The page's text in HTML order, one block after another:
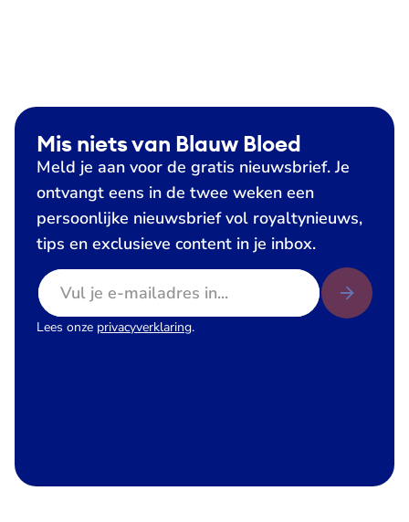
Mis niets van Blauw Bloed
Meld je aan voor de gratis nieuwsbrief. Je
ontvangt eens in de twee weken een
persoonlijke nieuwsbrief vol royaltynieuws,
tips en exclusieve content in je inbox.
E-mailadres
Lees onze privacyverklaring.